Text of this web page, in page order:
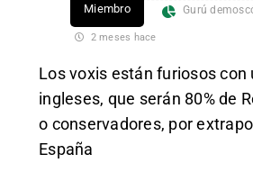
Miembro Gurú
2 meses hace
Los voxis están furiosos con
ingleses, que serán 80% de
o conservadores, por
España